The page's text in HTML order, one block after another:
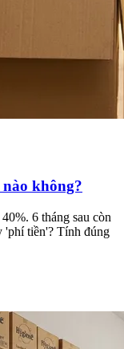
không?
6 tháng sau còn
'phí tiền'? Tính đúng